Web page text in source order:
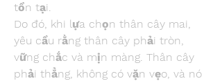
tồn tại.
Do đó, khi lựa chọn thân cây mai,
yêu cầu rằng thân cây phải tròn,
vững chắc và mịn màng. Thân cây
phải thẳng, không có vặn vẹo, và nó